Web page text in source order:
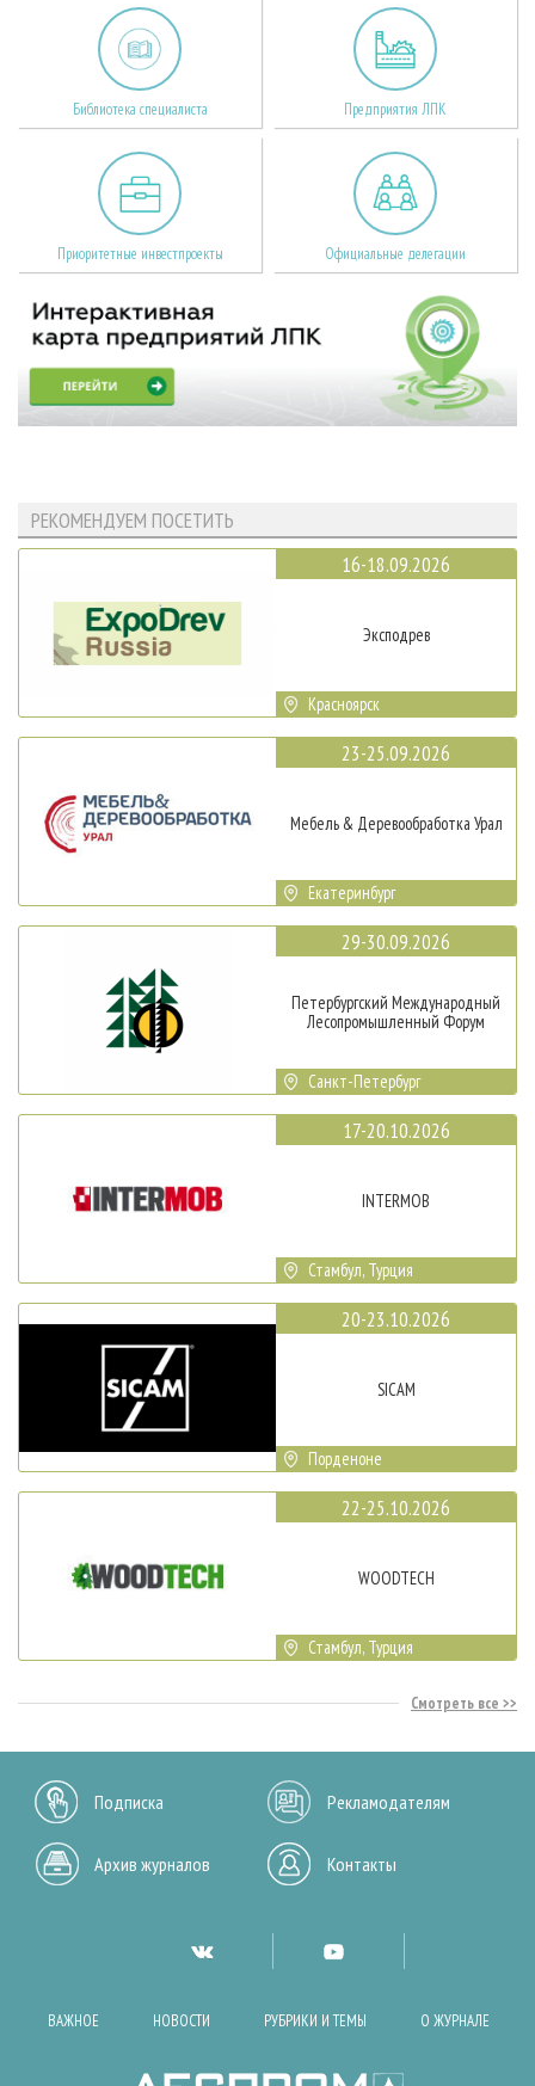
Библиотека специалиста Предприятия ЛПК
Приоритетные инвестпроекты Официальные делегации
РЕКОМЕНДУЕМ ПОСЕТИТЬ
16-18.09.2026
Эксподрев
Красноярск
23-25.09.2026
Мебель & Деревообработка Урал
Екатеринбург
29-30.09.2026
Петербургский Международный
Лесопромышленный Форум
Санкт-Петербург
17-20.10.2026
INTERMOB
Стамбул, Турция
20-23.10.2026
SICAM
Порденоне
22-25.10.2026
WOODTECH
Стамбул, Турция
Смотреть все
Подписка Рекламодателям
Архив журналов Контакты
ВАЖНОЕ НОВОСТИ РУБРИКИ И ТЕМЫ О ЖУРНАЛЕ